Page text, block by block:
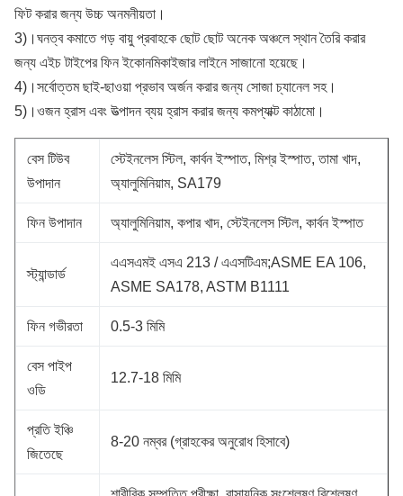
ফিট করার জন্য উচ্চ অনমনীয়তা।
3)।ঘনত্ব কমাতে গড় বায়ু প্রবাহকে ছোট ছোট অনেক অঞ্চলে স্থান তৈরি করার
জন্য এইচ টাইপের ফিন ইকোনমিকাইজার লাইনে সাজানো হয়েছে।
4)।সর্বোত্তম ছাই-ছাওয়া প্রভাব অর্জন করার জন্য সোজা চ্যানেল সহ।
5)।ওজন হ্রাস এবং উত্পাদন ব্যয় হ্রাস করার জন্য কমপ্যাক্ট কাঠামো।
বেস টিউব
উপাদান
স্টেইনলেস স্টিল, কার্বন ইস্পাত, মিশ্র ইস্পাত, তামা খাদ,
অ্যালুমিনিয়াম, SA179
ফিন উপাদান অ্যালুমিনিয়াম, কপার খাদ, স্টেইনলেস স্টিল, কার্বন ইস্পাত
স্ট্যান্ডার্ড
এএসএমই এসএ 213 / এএসটিএম;ASME EA 106,
ASME SA178, ASTM B1111
ফিন গভীরতা 0.5-3 মিমি
বেস পাইপ
ওডি
12.7-18 মিমি
প্রতি ইঞ্চি
জিতেছে
8-20 নম্বর (গ্রাহকের অনুরোধ হিসাবে)